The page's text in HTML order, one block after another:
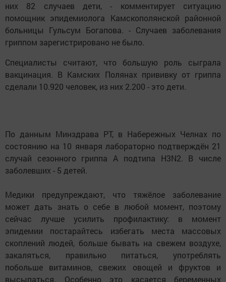
них 82 случаев дети, - комментирует ситуацию
помощник эпидемиолога Камскополянской районной
больницы Гульсум Богапова. - Случаев заболевания
гриппом зарегистрировано не было.
Специалисты считают, что большую роль сыграла
вакцинация. В Камских Полянах прививку от гриппа
сделали 10.920 человек, из них 2.200 - это дети.
По данным Минздрава РТ, в Набережных Челнах по
состоянию на 10 января лабораторно подтверждён 21
случай сезонного гриппа А подтипа H3N2. В числе
заболевших - 5 детей.
Медики предупреждают, что тяжёлое заболевание
может дать знать о себе в любой момент, поэтому
сейчас лучше усилить профилактику: в момент
эпидемии постарайтесь избегать места массовых
скоплений людей, больше бывать на свежем воздухе,
закаляться, правильно питаться, употреблять
побольше витаминов, свежих овощей и фруктов и
высыпаться. Особенно это касается беременных